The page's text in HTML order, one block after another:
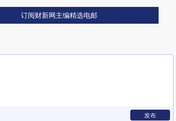
订阅财新网主编精选电邮
发布